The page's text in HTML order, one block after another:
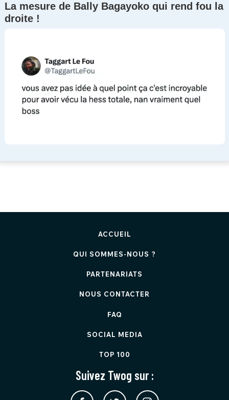
La mesure de Bally Bagayoko qui rend fou la
droite !
ACCUEIL
QUI SOMMES-NOUS ?
PARTENARIATS
NOUS CONTACTER
FAQ
SOCIAL MEDIA
TOP 100
Suivez Twog sur :